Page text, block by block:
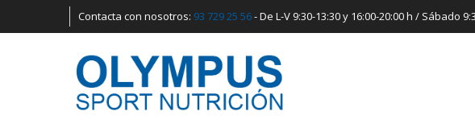
Contacta con nosotros: 93 729 25 56- De L-V 9:30-13:30 y 16:00-20:00 h / Sábado